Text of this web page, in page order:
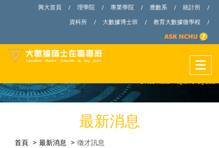
興大首頁 / 理學院 / 專業學院 / 應數系 / 統計所
/
資科所
/ 大數據博士班 / 教育大數據微學程 /
最新消息
首頁 最新消息 徵才訊息